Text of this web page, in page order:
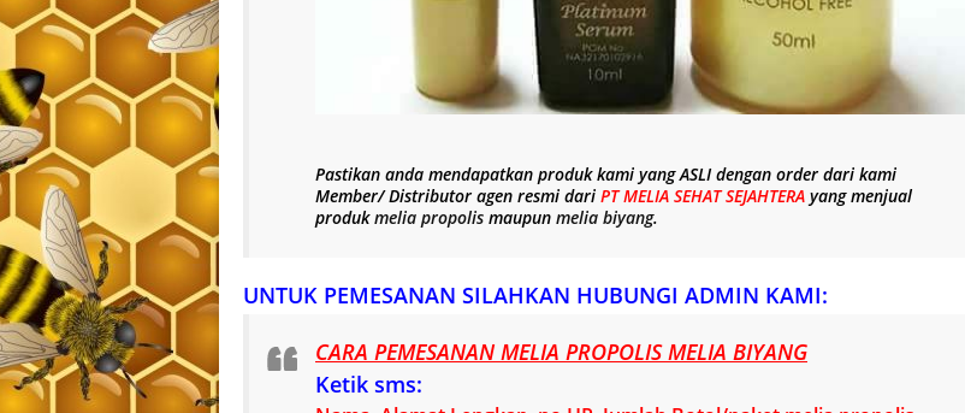
Pastikan anda mendapatkan produk kami yangASLIdengan order dari kami
Member/ Distributor agen resmi dari PT MELIA SEHAT SEJAHTERA yang menjual
produkmelia propolis maupun melia biyang.
UNTUK PEMESANAN SILAHKAN HUBUNGI ADMIN KAMI:
CARA PEMESANAN MELIA PROPOLIS MELIA BIYANG
Ketik sms: